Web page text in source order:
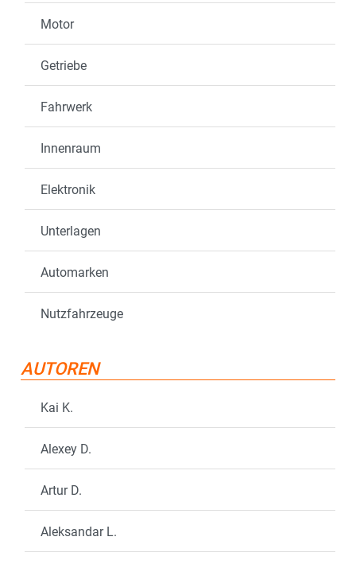
Motor
Getriebe
Fahrwerk
Innenraum
Elektronik
Unterlagen
Automarken
Nutzfahrzeuge
AUTOREN
Kai K.
Alexey D.
Artur D.
Aleksandar L.